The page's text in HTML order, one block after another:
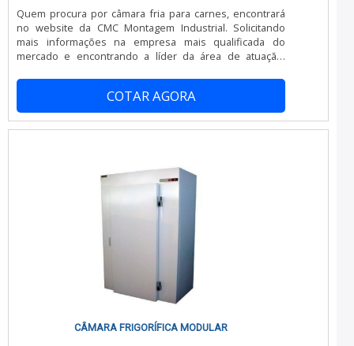
qualidade. Alguns desses motivos são: Equipe
multidisciplinar de consultores associados;
Profissionais com vasta experiência na área de atuação;
Equipe de alta qualidade; Escritório de alta qualidade
onde são realizadas as atividades; Sala de treinamento
com materiais sofisticados; Equipamentos de última
geração.A MAIOR REFERÊNCIA NO SEGMENTONa CMC
Montagem Industrial as melhores opções sempre estão
à disposição quando se procura soluções para túnel de
congelamento de tubulação de água.Isso se deve ao
fato de ser comprometida com seus serviços e que
preza pela segurança, qualificações possíveis pelo fato
de a empresa possuir escritório de alta qualidade onde
são realizadas as atividades e estrutura suficiente para
atender todas as demandas. Tudo isso, somado a uma
equipe multidisciplinar de consultores associados e
colaboradores eficientes, garantem uma entrega de
excelência de ponta a ponta.
Quem procura por câmara fria para carnes, encontrará
no website da CMC Montagem Industrial. Solicitando
mais informações na empresa mais qualificada do
mercado e encontrando a líder da área de atuação.
profissionais da CMC Montagem Industrial atingirá
proteção com pagamento acessível.MAIS DETALHES
SOBRE CÂMARA FRIA PARA CARNESA CMC Montagem
Industrial objetiva sua energia em oferecer uma
materiais sofisticados, tudo para garantir câmara fria
com assertividade.Há muitas maneiras eficientes de
uma empresa demonstrar competência, excelência e
destaque em sua área de atuação. A CMC Montagem
Industrial se mostra referência por ter: Soluções para
fabricação e manutenção em estruturas metálicas,
embalagens metálicas, racks, caixas, caçambas e gaiolas;
Produtos e serviços que agregam capacidade
competitiva, produtividade e segurança aos clientes;
Biblioteca técnica de apoio; Atendimento de forma
câmara fria para carnes, deve-se ter a exatidão em orçar
COTAR AGORA
CÂMARA FRIGORÍFICA MODULAR